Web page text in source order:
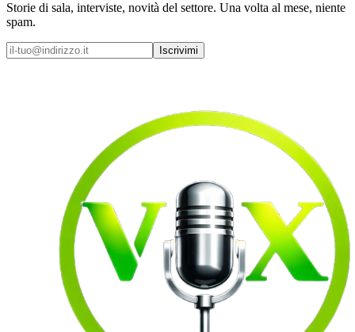
Storie di sala, interviste, novità del settore. Una volta al mese, niente
spam.
Iscrivimi